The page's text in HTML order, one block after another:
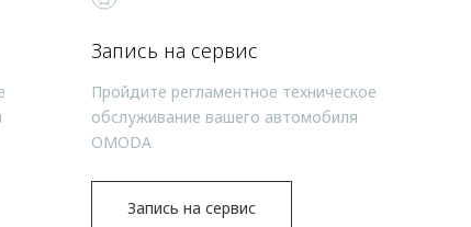
Запись на сервис
Пройдите регламентное техническое
обслуживание вашего автомобиля
OMODA
Запись на сервис